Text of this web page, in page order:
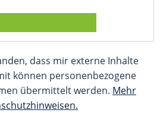
dass mir externe Inhalte
können personenbezogene
übermittelt werden. Mehr